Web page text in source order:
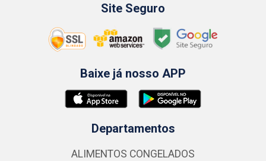
Site Seguro
Baixe já nosso APP
Departamentos
ALIMENTOS CONGELADOS